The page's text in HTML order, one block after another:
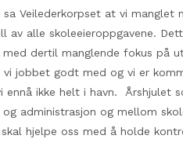
Veilederkorpset at vi manglet
av alle skoleeieroppgavene.
dertil manglende fokus på
jobbet godt med og vi er
ennå ikke helt i havn. Årshjulet
administrasjon og mellom
hjelpe oss med å holde